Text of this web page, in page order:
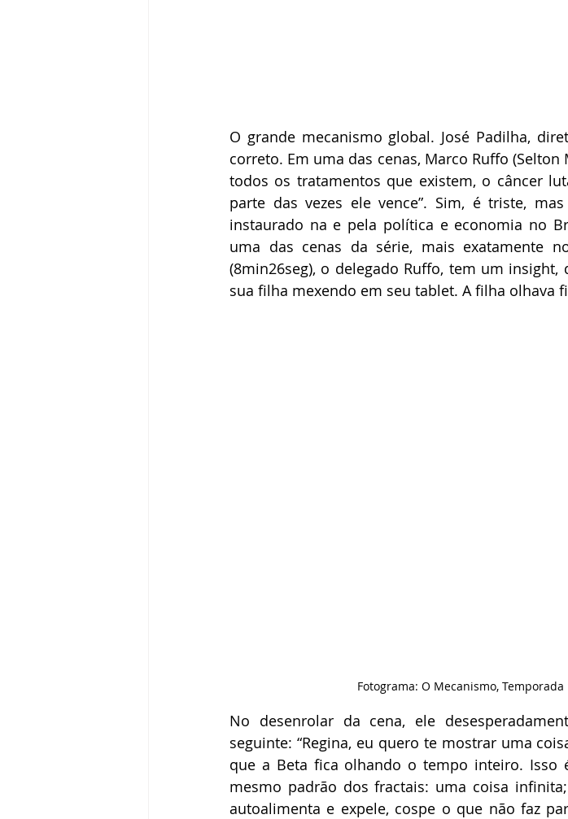
O grande mecanismo global. José Padilha,
correto. Em uma das cenas, Marco Ruffo
todos os tratamentos que existem, o câncer
parte das vezes ele vence”. Sim, é triste,
instaurado na e pela política e economia no
uma das cenas da série, mais exatamente
(8min26seg), o delegado Ruffo, tem um
sua filha mexendo em seu tablet. A filha olhava
Fotograma: O Mecanismo,
No desenrolar da cena, ele
seguinte: “Regina, eu quero te mostrar uma
que a Beta fica olhando o tempo inteiro. Isso
mesmo padrão dos fractais: uma coisa
autoalimenta e expele, cospe o que não faz